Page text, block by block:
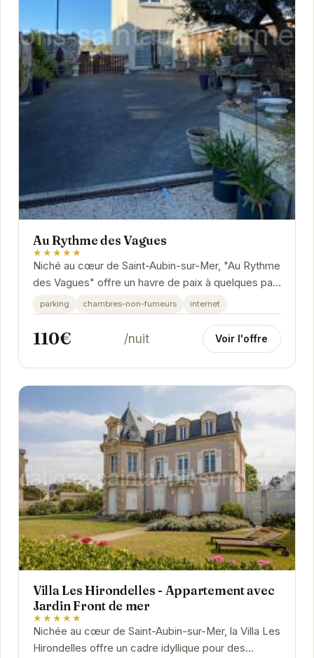
Au Rythme des Vagues
★★★★★
Niché au cœur de Saint-Aubin-sur-Mer, "Au Rythme
des Vagues" offre un havre de paix à quelques pas
de la plage.
parking chambres-non-fumeurs internet
110€ /nuit Voir l'offre
Villa Les Hirondelles - Appartement avec
Jardin Front de mer
★★★★★
Nichée au cœur de Saint-Aubin-sur-Mer, la Villa Les
Hirondelles offre un cadre idyllique pour des